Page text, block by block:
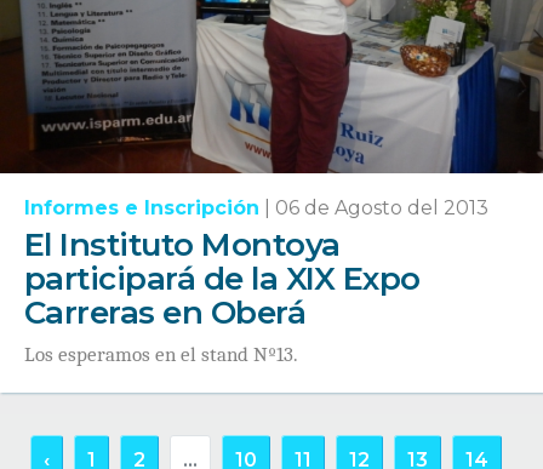
Informes e Inscripción 06 de Agosto del 2013
El Instituto Montoya
participará de la XIX Expo
Carreras en Oberá
Los esperamos en el stand Nº13.
‹ 1 2 ... 10 11 12 13 14